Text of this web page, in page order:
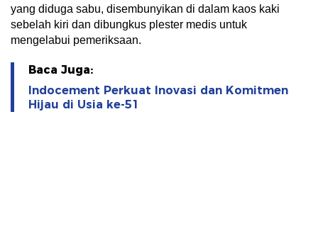
yang diduga sabu, disembunyikan di dalam kaos kaki
sebelah kiri dan dibungkus plester medis untuk
mengelabui pemeriksaan.
Baca Juga:
Indocement Perkuat Inovasi dan Komitmen
Hijau di Usia ke-51